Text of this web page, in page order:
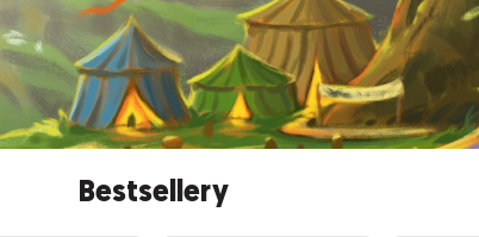
Bestsellery